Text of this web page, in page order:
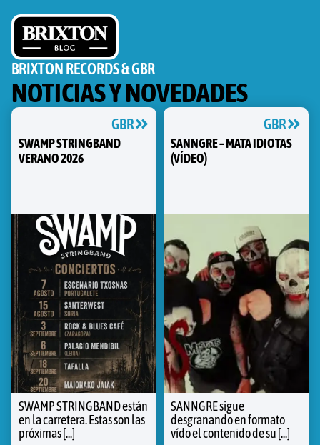
BRIXTON RECORDS & GBR
NOTICIAS Y NOVEDADES
GBR
SWAMP STRINGBAND
VERANO 2026
SWAMP STRINGBAND están
en la carretera. Estas son las
próximas [...]
GBR
SANNGRE – MATA IDIOTAS
(VÍDEO)
SANNGRE sigue
desgranando en formato
vído el contenido de su [...]